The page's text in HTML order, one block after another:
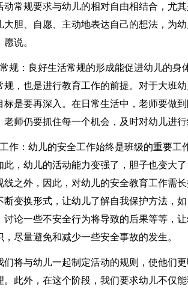
动常规要求与幼儿的相对自由相结合，尤
大胆、自愿、主动地表达自己的想法，为
说。
规：良好生活常规的形成能促进幼儿的
规，也是进行教育工作的前提。对于大班
标是要再深入。在日常生活中，老师要做
老师仍要抓住每一个机会，及时对幼儿进
作：幼儿的安全工作始终是班级的重要工
此，幼儿的活动能力变强了，胆子也变大
线之外，因此，对幼儿的安全教育工作需
断变换形式，让幼儿了解自我保护方法，
讨论一些不安全行为将导致的后果等等，
，尽量避免和减少一些安全事故的发生。
们将与幼儿一起制定活动的规则，使他们
。此外，在这个阶段，我们要求幼儿不仅